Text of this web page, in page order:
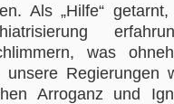
Als „Hilfe“
was
Regierungen
Arroganz und